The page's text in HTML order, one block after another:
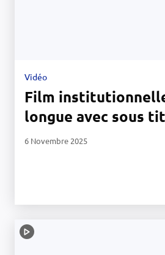
Vidéo
Film
longue avec sous
6 Novembre 2025